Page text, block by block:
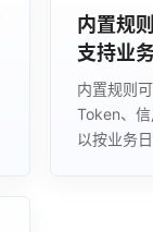
内置规
支持业
内置规则
Token、
以按业务